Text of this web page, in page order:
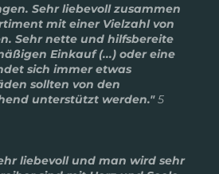
Sehr liebevoll zusammen
mit einer Vielzahl von
Sehr nette und hilfsbereite
Einkauf (...) oder eine
sich immer etwas
sollten von den
unterstützt werden."5
liebevoll und man wird sehr